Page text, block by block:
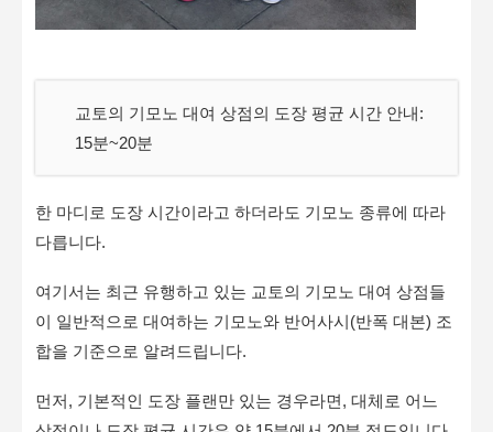
교토의 기모노 대여 상점의 도장 평균 시간 안내:
15분~20분
한 마디로 도장 시간이라고 하더라도 기모노 종류에 따라
다릅니다.
여기서는 최근 유행하고 있는 교토의 기모노 대여 상점들
이 일반적으로 대여하는 기모노와 반어사시(반폭 대본) 조
합을 기준으로 알려드립니다.
먼저, 기본적인 도장 플랜만 있는 경우라면, 대체로 어느